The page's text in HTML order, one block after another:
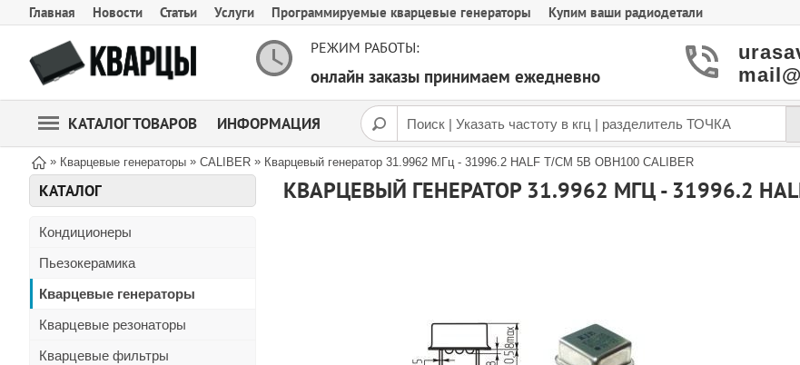
Главная Новости Статьи Услуги Программируемые кварцевые генераторы Купим ваши радиодетали
РЕЖИМ РАБОТЫ:
онлайн заказы принимаем ежедневно
КАТАЛОГ ТОВАРОВ ИНФОРМАЦИЯ
» Кварцевые генераторы » CALIBER » Кварцевый генератор 31.9962 МГц - 31996.2 HALF T/CM 5В OBH100 CALIBER
КАТАЛОГ
Кондиционеры
Пьезокерамика
Кварцевые генераторы
Кварцевые резонаторы
Кварцевые фильтры
КВАРЦЕВЫЙ ГЕНЕРАТОР 31.9962 МГЦ - 31996.2